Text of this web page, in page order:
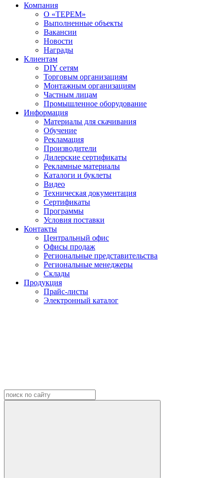
Компания
О «ТЕРЕМ»
Выполненные объекты
Вакансии
Новости
Награды
Клиентам
DIY сетям
Торговым организациям
Монтажным организациям
Частным лицам
Промышленное оборудование
Информация
Материалы для скачивания
Обучение
Рекламация
Производители
Дилерские сертификаты
Рекламные материалы
Каталоги и буклеты
Видео
Техническая документация
Сертификаты
Программы
Условия поставки
Контакты
Центральный офис
Офисы продаж
Региональные представительства
Региональные менеджеры
Склады
Продукция
Прайс-листы
Электронный каталог